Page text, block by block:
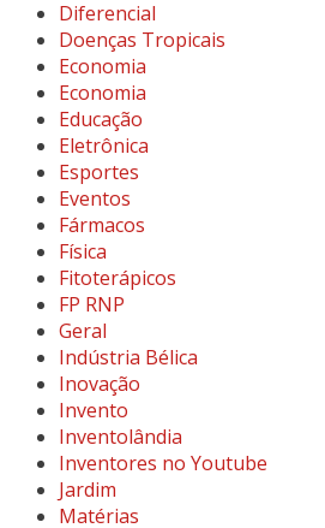
Diferencial
Doenças Tropicais
Economia
Economia
Educação
Eletrônica
Esportes
Eventos
Fármacos
Física
Fitoterápicos
FP RNP
Geral
Indústria Bélica
Inovação
Invento
Inventolândia
Inventores no Youtube
Jardim
Matérias